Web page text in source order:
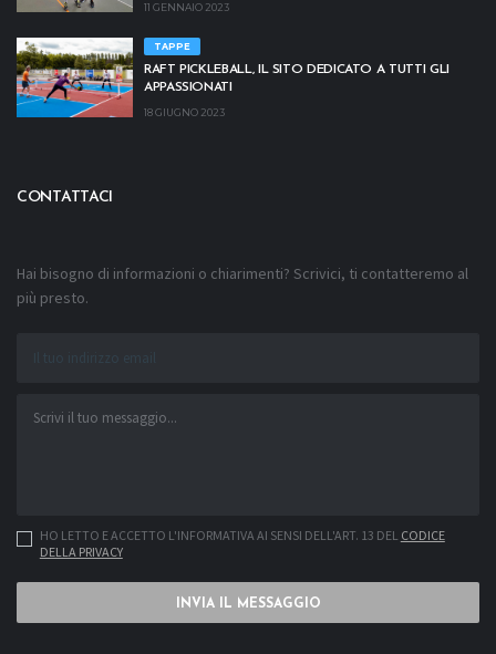
11 GENNAIO 2023
TAPPE
RAFT PICKLEBALL, IL SITO DEDICATO A TUTTI GLI
APPASSIONATI
18 GIUGNO 2023
CONTATTACI
Hai bisogno di informazioni o chiarimenti? Scrivici, ti contatteremo al
più presto.
HO LETTO E ACCETTO L'INFORMATIVA AI SENSI DELL'ART. 13 DEL CODICE
DELLA PRIVACY
INVIA IL MESSAGGIO